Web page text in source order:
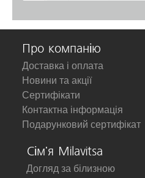
Про компанію
Доставка і оплата
Новини та акції
Сертифікати
Контактна інформація
Подарунковий сертифікат
Сім'я Milavitsa
Догляд за білизною